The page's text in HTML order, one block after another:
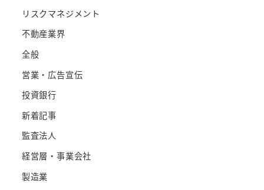
リスクマネジメント
不動産業界
全般
営業・広告宣伝
投資銀行
新着記事
監査法人
経営層・事業会社
製造業